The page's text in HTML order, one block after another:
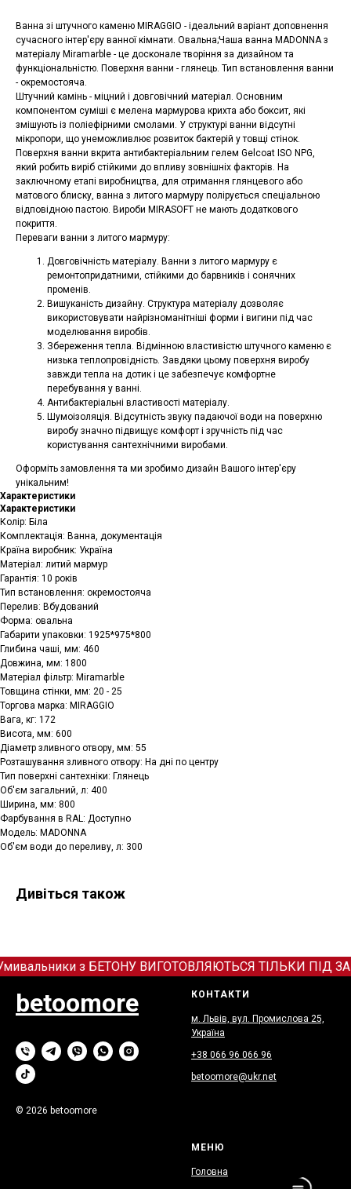
Ванна зі штучного каменю MIRAGGIO - ідеальний варіант доповнення
сучасного інтер'єру ванної кімнати. Овальна;Чаша ванна MADONNA з
матеріалу Miramarble - це досконале творіння за дизайном та
функціональністю. Поверхня ванни - глянець. Тип встановлення ванни
- окремостояча.
Штучний камінь - міцний і довговічний матеріал. Основним
компонентом суміші є мелена мармурова крихта або боксит, які
змішують із поліефірними смолами. У структурі ванни відсутні
мікропори, що унеможливлює розвиток бактерій у товщі стінок.
Поверхня ванни вкрита антибактеріальним гелем Gelcoat ISO NPG,
який робить виріб стійкими до впливу зовнішніх факторів. На
заключному етапі виробництва, для отримання глянцевого або
матового блиску, ванна з литого мармуру полірується спеціальною
відповідною пастою. Вироби MIRASOFT не мають додаткового
покриття.
Переваги ванни з литого мармуру:
Довговічність матеріалу. Ванни з литого мармуру є
ремонтопридатними, стійкими до барвників і сонячних
променів.
Вишуканість дизайну. Структура матеріалу дозволяє
використовувати найрізноманітніші форми і вигини під час
моделювання виробів.
Збереження тепла. Відмінною властивістю штучного каменю є
низька теплопровідність. Завдяки цьому поверхня виробу
завжди тепла на дотик і це забезпечує комфортне
перебування у ванні.
Антибактеріальні властивості матеріалу.
Шумоізоляція. Відсутність звуку падаючої води на поверхню
виробу значно підвищує комфорт і зручність під час
користування сантехнічними виробами.
Оформіть замовлення та ми зробимо дизайн Вашого інтер'єру
унікальним!
Характеристики
Характеристики
Колір: Біла
Комплектація: Ванна, документація
Країна виробник: Україна
Матеріал: литий мармур
Гарантія: 10 років
Тип встановлення: окремостояча
Перелив: Вбудований
Форма: овальна
Габарити упаковки: 1925*975*800
Глибина чаші, мм: 460
Довжина, мм: 1800
Матеріал фільтр: Miramarble
Товщина стінки, мм: 20 - 25
Торгова марка: MIRAGGIO
Вага, кг: 172
Висота, мм: 600
Діаметр зливного отвору, мм: 55
Розташування зливного отвору: На дні по центру
Тип поверхні сантехніки: Глянець
Об'єм загальний, л: 400
Ширина, мм: 800
Фарбування в RAL: Доступно
Модель: MADONNA
Об'єм води до переливу, л: 300
Дивіться також
з БЕТОНУ ВИГОТОВЛЯЮТЬСЯ ТІЛЬКИ ПІД
betoomore
© 2026 betoomore
КОНТАКТИ
м. Львів, вул. Промислова 25,
Україна
+38 066 96 066 96
betoomore@ukr.net
МЕНЮ
Головна